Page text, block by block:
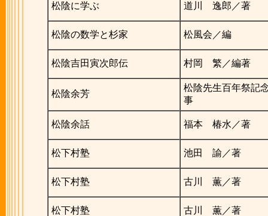
松陰に学ぶ 道川 逸郎／著
松陰の数学と杉家 松風会／編
松陰吉田寅次郎伝 村岡 繁／編著
松陰余芳
松陰先生百年祭記
事
松陰余話 福本 椿水／著
松下村塾 池田 諭／著
松下村塾 古川 薫／著
松下村塾 古川 薫／著